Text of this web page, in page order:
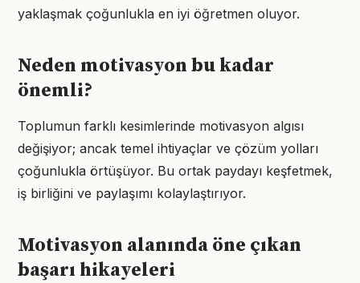
yaklaşmak çoğunlukla en iyi öğretmen oluyor.
Neden motivasyon bu kadar
önemli?
Toplumun farklı kesimlerinde motivasyon algısı
değişiyor; ancak temel ihtiyaçlar ve çözüm yolları
çoğunlukla örtüşüyor. Bu ortak paydayı keşfetmek,
iş birliğini ve paylaşımı kolaylaştırıyor.
Motivasyon alanında öne çıkan
başarı hikayeleri